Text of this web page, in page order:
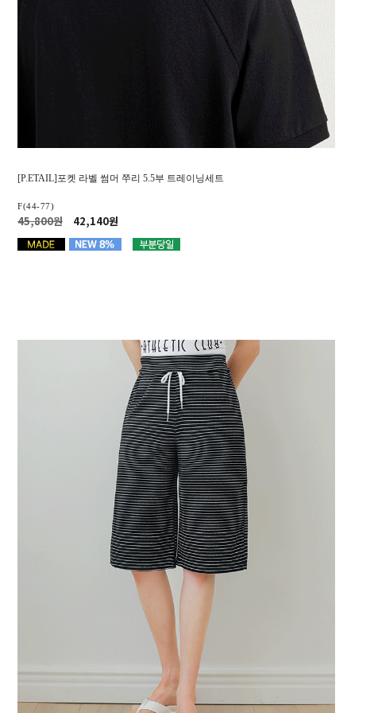
[P.ETAIL]포켓 라벨 썸머 쭈리 5.5부 트레이닝세트
F(44-77)
45,800원 42,140원